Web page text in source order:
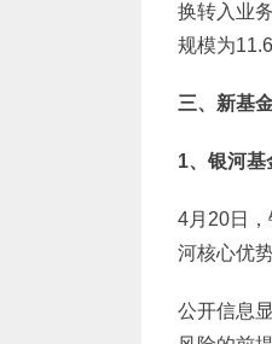
换转入业
规模为
三、新基
1、银河基
4月20日
河核心优
公开信息